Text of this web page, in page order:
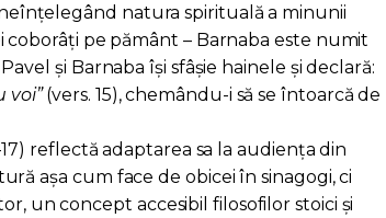
natura spirituală a minunii
pe pământ – Barnaba este numit
Pavel și Barnaba își sfâșie hainele și declară:
voi”(vers. 15), chemându-i să se întoarcă de
reflectă adaptarea sa la audiența din
așa cum face de obicei în sinagogi, ci
un concept accesibil filosofilor stoici și